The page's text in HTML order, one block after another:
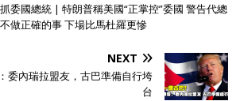
委國總統 | 特朗普稱美國“正掌控”委國 警告代總
做正確的事 下場比馬杜羅更慘
NEXT
委內瑞拉盟友，古巴準備自行垮
台